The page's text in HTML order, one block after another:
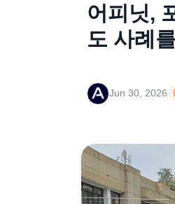
어피닛,
도 사례
Jun 30, 2026